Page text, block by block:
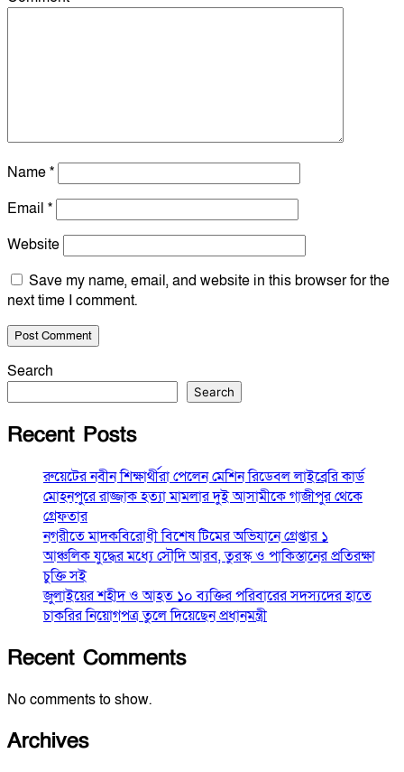
Name*
Email *
Website
Save my name, email, and website in this browser for the
next time I comment.
Search
Search
Recent Posts
রুয়েটের নবীন শিক্ষার্থীরা পেলেন মেশিন রিডেবল লাইব্রেরি কার্ড
মোহনপুরে রাজ্জাক হত্যা মামলার দুই আসামীকে গাজীপুর থেকে
গ্রেফতার
নগরীতে মাদকবিরোধী বিশেষ টিমের অভিযানে গ্রেপ্তার ১
আঞ্চলিক যুদ্ধের মধ্যে সৌদি আরব, তুরস্ক ও পাকিস্তানের প্রতিরক্ষা
চুক্তি সই
জুলাইয়ের শহীদ ও আহত ১০ ব্যক্তির পরিবারের সদস্যদের হাতে
চাকরির নিয়োগপত্র তুলে দিয়েছেন প্রধানমন্ত্রী
Recent Comments
No comments to show.
Archives